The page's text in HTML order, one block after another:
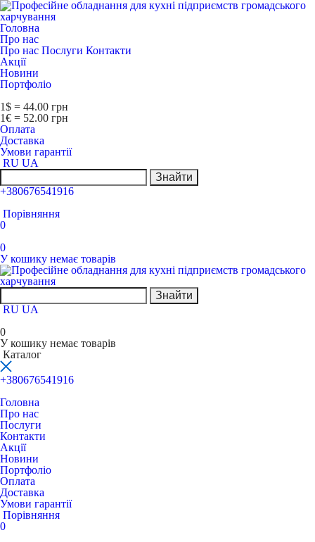
Головна
Про нас
Про нас Послуги Контакти
Акції
Новини
Портфоліо
1$ = 44.00 грн
1€ = 52.00 грн
Оплата
Доставка
Умови гарантії
RU UA
Знайти
+380676541916
Порівняння
0
0
У кошику немає товарів
Знайти
RU UA
0
У кошику немає товарів
Каталог
+380676541916
Головна
Про нас
Послуги
Контакти
Акції
Новини
Портфоліо
Оплата
Доставка
Умови гарантії
Порівняння
0